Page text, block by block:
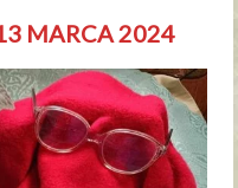
MARCA 2024